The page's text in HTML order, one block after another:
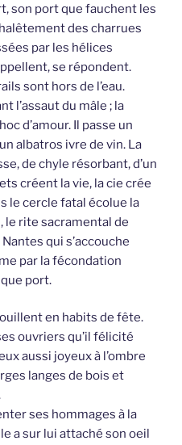
son port que fauchent les
des charrues
par les hélices
se répondent.
sont hors de l’eau.
l’assaut du mâle ; la
d’amour. Il passe un
albatros ivre de vin. La
de chyle résorbant, d’un
créent la vie, la cie crée
le cercle fatal écolue la
le rite sacramental de
qui s’accouche
par la fécondation
port.
en habits de fête.
ouvriers qu’il félicité
aussi joyeux à l’ombre
langes de bois et
ses hommages à la
a sur lui attaché son oeil